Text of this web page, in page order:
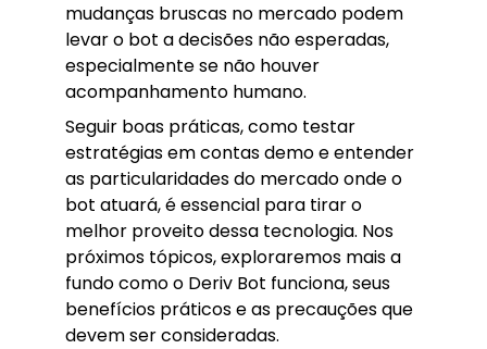
mudanças bruscas no mercado podem
levar o bot a decisões não esperadas,
especialmente se não houver
acompanhamento humano.
Seguir boas práticas, como testar
estratégias em contas demo e entender
as particularidades do mercado onde o
bot atuará, é essencial para tirar o
melhor proveito dessa tecnologia. Nos
próximos tópicos, exploraremos mais a
fundo como o Deriv Bot funciona, seus
benefícios práticos e as precauções que
devem ser consideradas.